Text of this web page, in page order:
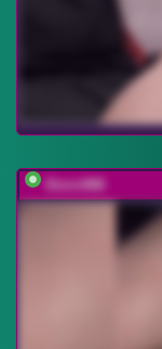
Dimir888